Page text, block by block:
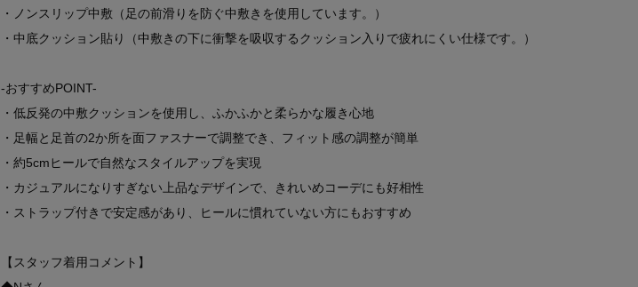
・ノンスリップ中敷（足の前滑りを防ぐ中敷きを使用しています。）
・中底クッション貼り（中敷きの下に衝撃を吸収するクッション入りで疲れにくい仕様です。）
-おすすめPOINT-
・低反発の中敷クッションを使用し、ふかふかと柔らかな履き心地
・足幅と足首の2か所を面ファスナーで調整でき、フィット感の調整が簡単
・約5cmヒールで自然なスタイルアップを実現
・カジュアルになりすぎない上品なデザインで、きれいめコーデにも好相性
・ストラップ付きで安定感があり、ヒールに慣れていない方にもおすすめ
【スタッフ着用コメント】